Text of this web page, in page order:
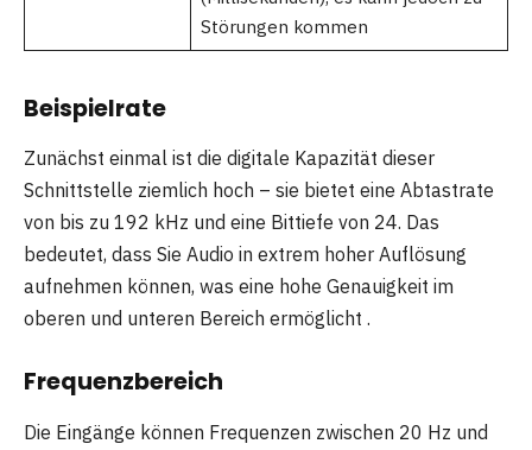
Störungen kommen
Beispielrate
Zunächst einmal ist die digitale Kapazität dieser
Schnittstelle ziemlich hoch – sie bietet eine Abtastrate
von bis zu 192 kHz und eine Bittiefe von 24. Das
bedeutet, dass Sie Audio in extrem hoher Auflösung
aufnehmen können, was eine hohe Genauigkeit im
oberen und unteren Bereich ermöglicht .
Frequenzbereich
Die Eingänge können Frequenzen zwischen 20 Hz und